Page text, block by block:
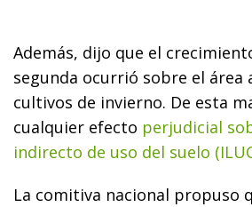
Además, dijo que el
segunda ocurrió sobre el área
cultivos de invierno. De esta
cualquier efecto perjudicial
indirecto de uso del suelo
La comitiva nacional propuso